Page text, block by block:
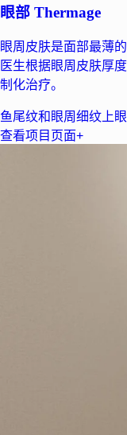
眼部 Thermage
眼周皮肤是面部最薄
医生根据眼周皮肤厚
制化治疗。
鱼尾纹和眼周细纹上
查看项目页面+